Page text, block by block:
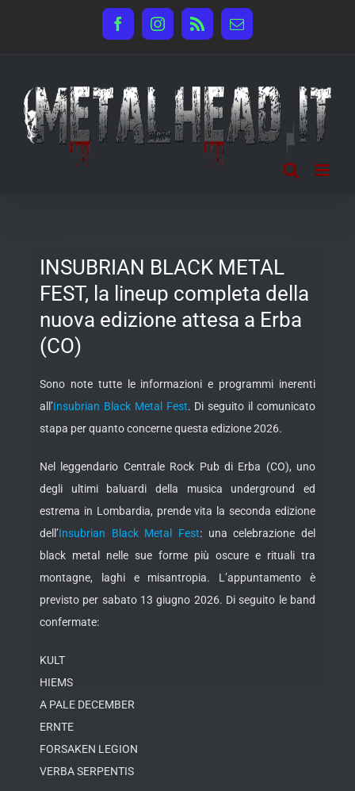
FacebookInstagram
Rss Email
INSUBRIAN BLACK METAL
FEST, la lineup completa della
nuova edizione attesa a Erba
(CO)
Sono note tutte le informazioni e programmi inerenti
all’Insubrian Black Metal Fest. Di seguito il comunicato
stapa per quanto concerne questa edizione 2026.
Nel leggendario Centrale Rock Pub di Erba (CO), uno
degli ultimi baluardi della musica underground ed
estrema in Lombardia, prende vita la seconda edizione
dell’Insubrian Black Metal Fest: una celebrazione del
black metal nelle sue forme più oscure e rituali tra
montagne, laghi e misantropia. L’appuntamento è
previsto per sabato 13 giugno 2026. Di seguito le band
confermate:
KULT
HIEMS
A PALE DECEMBER
ERNTE
FORSAKEN LEGION
VERBA SERPENTIS